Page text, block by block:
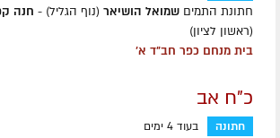
חתונת התמים שמואל הושיאר(נוף הגליל) -חנה
(ראשון לציון)
בית מנחם כפר חב"ד א'
כ"ח אב
חתונה בעוד 4 ימים